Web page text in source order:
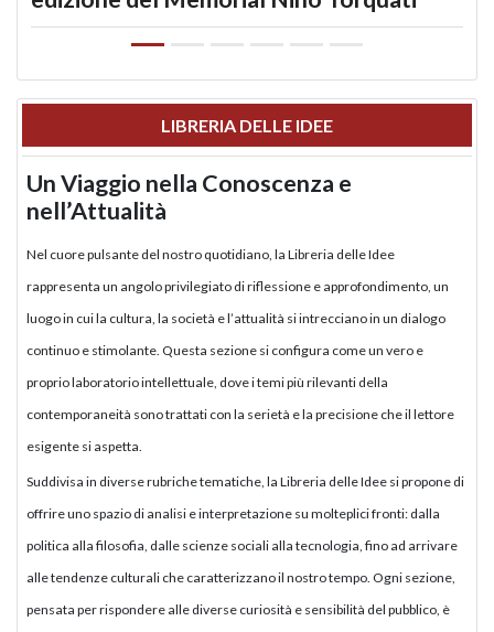
LIBRERIA DELLE IDEE
Un Viaggio nella Conoscenza e
nell’Attualità
Nel cuore pulsante del nostro quotidiano, la Libreria delle Idee
rappresenta un angolo privilegiato di riflessione e approfondimento, un
luogo in cui la cultura, la società e l’attualità si intrecciano in un dialogo
continuo e stimolante. Questa sezione si configura come un vero e
proprio laboratorio intellettuale, dove i temi più rilevanti della
contemporaneità sono trattati con la serietà e la precisione che il lettore
esigente si aspetta.
Suddivisa in diverse rubriche tematiche, la Libreria delle Idee si propone di
offrire uno spazio di analisi e interpretazione su molteplici fronti: dalla
politica alla filosofia, dalle scienze sociali alla tecnologia, fino ad arrivare
alle tendenze culturali che caratterizzano il nostro tempo. Ogni sezione,
pensata per rispondere alle diverse curiosità e sensibilità del pubblico, è